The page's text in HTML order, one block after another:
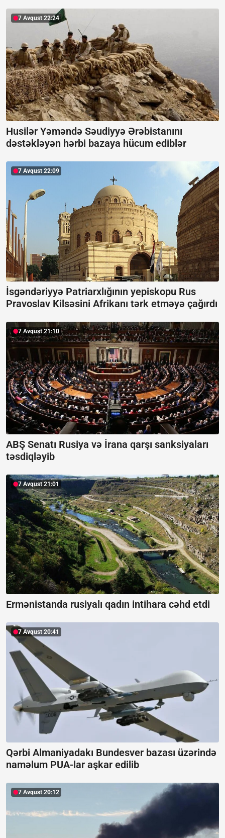
7 Avqust 22:24
Husilər Yəməndə Səudiyyə Ərəbistanını
dəstəkləyən hərbi bazaya hücum ediblər
7 Avqust 22:09
İsgəndəriyyə Patriarxlığının yepiskopu Rus
Pravoslav Kilsəsini Afrikanı tərk etməyə çağırdı
7 Avqust 21:10
ABŞ Senatı Rusiya və İrana qarşı sanksiyaları
təsdiqləyib
7 Avqust 21:01
Ermənistanda rusiyalı qadın intihara cəhd etdi
7 Avqust 20:41
Qərbi Almaniyadakı Bundesver bazası üzərində
naməlum PUA-lar aşkar edilib
7 Avqust 20:12